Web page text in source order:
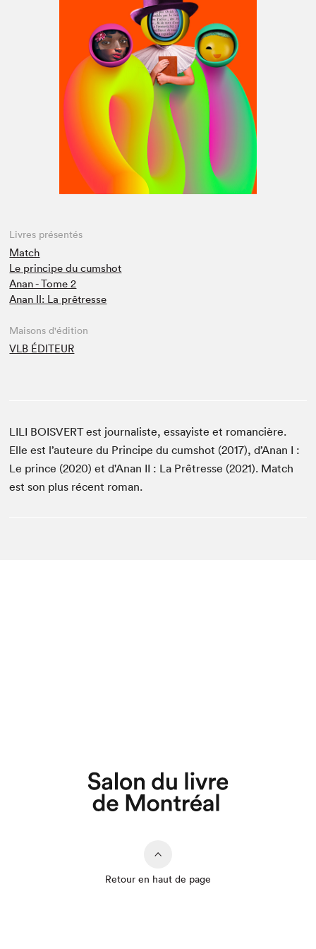
Livres présentés
Match
Le principe du cumshot
Anan - Tome 2
Anan II: La prêtresse
Maisons d'édition
VLB ÉDITEUR
LILI BOISVERT est journaliste, essayiste et romancière.
Elle est l’auteure du Principe du cumshot (2017), d’Anan I :
Le prince (2020) et d'Anan II : La Prêtresse (2021). Match
est son plus récent roman.
Retour en haut de page